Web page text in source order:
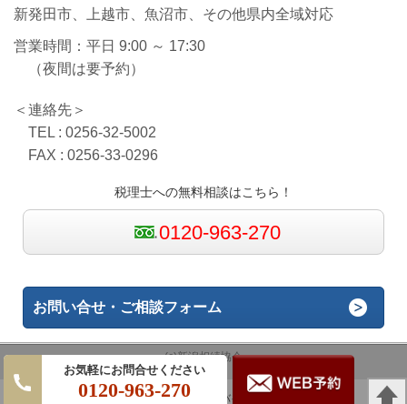
0120-963-270
新発田市、上越市、魚沼市、その他県内全域対応
営業時間：平日 9:00 ～ 17:30
（夜間は要予約）
＜連絡先＞
TEL : 0256-32-5002
FAX : 0256-33-0296
税理士への無料相談はこちら！
0120-963-270
お問い合せ・ご相談フォーム
(c)新潟相続協会
パソコン ｜モバイル